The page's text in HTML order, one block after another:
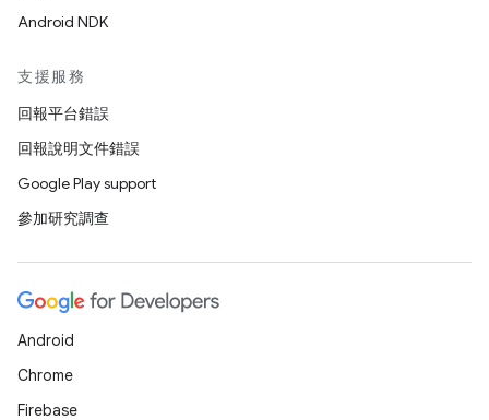
Android NDK
支援服務
回報平台錯誤
回報說明文件錯誤
Google Play support
參加研究調查
Android
Chrome
Firebase